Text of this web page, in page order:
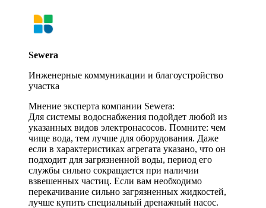
Sewera
Инженерные коммуникации и благоустройство
участка
Мнение эксперта компании Sewera:
Для системы водоснабжения подойдет любой из
указанных видов электронасосов. Помните: чем
чище вода, тем лучше для оборудования. Даже
если в характеристиках агрегата указано, что он
подходит для загрязненной воды, период его
службы сильно сокращается при наличии
взвешенных частиц. Если вам необходимо
перекачивание сильно загрязненных жидкостей,
лучше купить специальный дренажный насос.